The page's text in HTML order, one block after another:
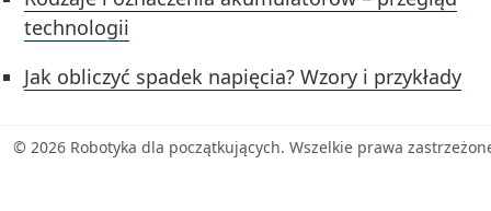
technologii
Jak obliczyć spadek napięcia? Wzory i przykłady
© 2026 Robotyka dla początkujących. Wszelkie prawa